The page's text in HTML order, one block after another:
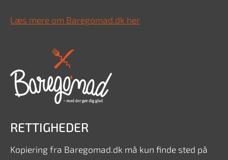
Læs mere om Baregomad.dk her
RETTIGHEDER
Kopiering fra Baregomad.dk må kun finde sted på